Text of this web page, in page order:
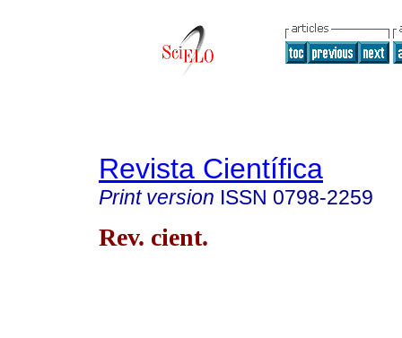
Revista Científica
Print version ISSN 0798-2259
Rev. cient.